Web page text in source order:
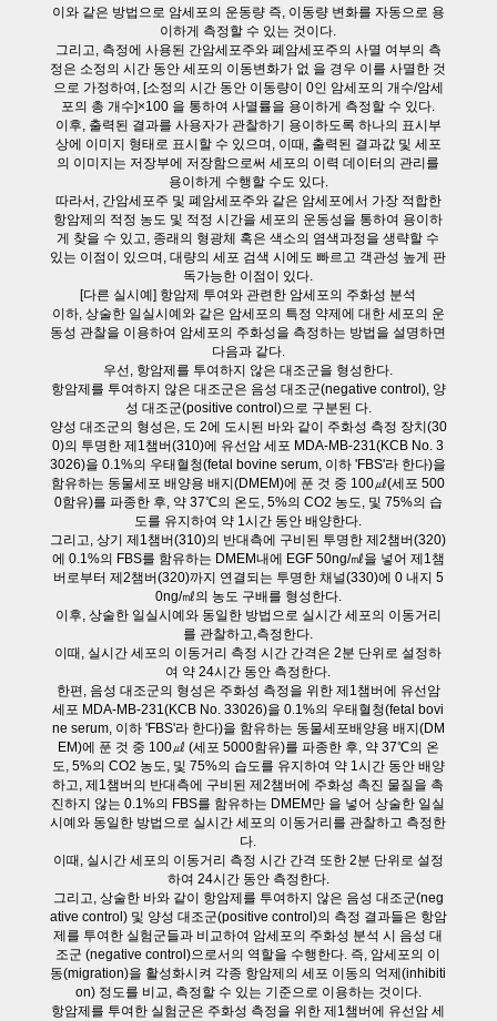
이와 같은 방법으로 암세포의 운동량 즉, 이동량 변화를 자동으로 용
이하게 측정할 수 있는 것이다.
그리고, 측정에 사용된 간암세포주와 폐암세포주의 사멸 여부의 측
정은 소정의 시간 동안 세포의 이동변화가 없 을 경우 이를 사멸한 것
으로 가정하여, [소정의 시간 동안 이동량이 0인 암세포의 개수/암세
포의 총 개수]×100 을 통하여 사멸률을 용이하게 측정할 수 있다.
이후, 출력된 결과를 사용자가 관찰하기 용이하도록 하나의 표시부
상에 이미지 형태로 표시할 수 있으며, 이때, 출력된 결과값 및 세포
의 이미지는 저장부에 저장함으로써 세포의 이력 데이터의 관리를
용이하게 수행할 수도 있다.
따라서, 간암세포주 및 폐암세포주와 같은 암세포에서 가장 적합한
항암제의 적정 농도 및 적정 시간을 세포의 운동성을 통하여 용이하
게 찾을 수 있고, 종래의 형광체 혹은 색소의 염색과정을 생략할 수
있는 이점이 있으며, 대량의 세포 검색 시에도 빠르고 객관성 높게 판
독가능한 이점이 있다.
[다른 실시예] 항암제 투여와 관련한 암세포의 주화성 분석
이하, 상술한 일실시예와 같은 암세포의 특정 약제에 대한 세포의 운
동성 관찰을 이용하여 암세포의 주화성을 측정하는 방법을 설명하면
다음과 같다.
우선, 항암제를 투여하지 않은 대조군을 형성한다.
항암제를 투여하지 않은 대조군은 음성 대조군(negative control), 양
성 대조군(positive control)으로 구분된 다.
양성 대조군의 형성은, 도 2에 도시된 바와 같이 주화성 측정 장치(30
0)의 투명한 제1챔버(310)에 유선암 세포 MDA-MB-231(KCB No. 3
3026)을 0.1%의 우태혈청(fetal bovine serum, 이하 'FBS'라 한다)을
함유하는 동물세포 배양용 배지(DMEM)에 푼 것 중 100㎕(세포 500
0함유)를 파종한 후, 약 37℃의 온도, 5%의 CO2 농도, 및 75%의 습
도를 유지하여 약 1시간 동안 배양한다.
그리고, 상기 제1챔버(310)의 반대측에 구비된 투명한 제2챔버(320)
에 0.1%의 FBS를 함유하는 DMEM내에 EGF 50ng/㎖을 넣어 제1챔
버로부터 제2챔버(320)까지 연결되는 투명한 채널(330)에 0 내지 5
0ng/㎖의 농도 구배를 형성한다.
이후, 상술한 일실시예와 동일한 방법으로 실시간 세포의 이동거리
를 관찰하고,측정한다.
이때, 실시간 세포의 이동거리 측정 시간 간격은 2분 단위로 설정하
여 약 24시간 동안 측정한다.
한편, 음성 대조군의 형성은 주화성 측정을 위한 제1챔버에 유선암
세포 MDA-MB-231(KCB No. 33026)을 0.1%의 우태혈청(fetal bovi
ne serum, 이하 'FBS'라 한다)을 함유하는 동물세포배양용 배지(DM
EM)에 푼 것 중 100㎕ (세포 5000함유)를 파종한 후, 약 37℃의 온
도, 5%의 CO2 농도, 및 75%의 습도를 유지하여 약 1시간 동안 배양
하고, 제1챔버의 반대측에 구비된 제2챔버에 주화성 촉진 물질을 촉
진하지 않는 0.1%의 FBS를 함유하는 DMEM만 을 넣어 상술한 일실
시예와 동일한 방법으로 실시간 세포의 이동거리를 관찰하고 측정한
다.
이때, 실시간 세포의 이동거리 측정 시간 간격 또한 2분 단위로 설정
하여 24시간 동안 측정한다.
그리고, 상술한 바와 같이 항암제를 투여하지 않은 음성 대조군(neg
ative control) 및 양성 대조군(positive control)의 측정 결과들은 항암
제를 투여한 실험군들과 비교하여 암세포의 주화성 분석 시 음성 대
조군 (negative control)으로서의 역할을 수행한다. 즉, 암세포의 이
동(migration)을 활성화시켜 각종 항암제의 세포 이동의 억제(inhibiti
on) 정도를 비교, 측정할 수 있는 기준으로 이용하는 것이다.
항암제를 투여한 실험군은 주화성 측정을 위한 제1챔버에 유선암 세